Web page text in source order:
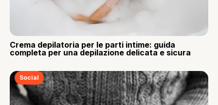
Crema depilatoria per le parti intime: guida
completa per una depilazione delicata e sicura
Social